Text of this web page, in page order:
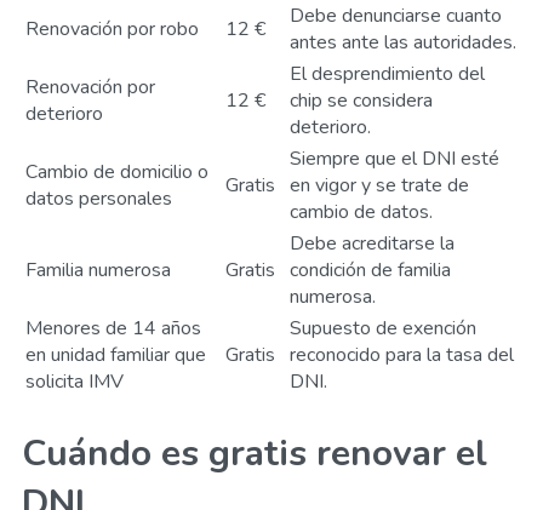
Renovación por robo
12 €
Debe denunciarse cuanto
antes ante las autoridades.
Renovación por
deterioro
12 €
El desprendimiento del
chip se considera
deterioro.
Cambio de domicilio o
datos personales
Gratis
Siempre que el DNI esté
en vigor y se trate de
cambio de datos.
Familia numerosa Gratis
Debe acreditarse la
condición de familia
numerosa.
Menores de 14 años
en unidad familiar que
solicita IMV
Gratis
Supuesto de exención
reconocido para la tasa del
DNI.
Cuándo es gratis renovar el